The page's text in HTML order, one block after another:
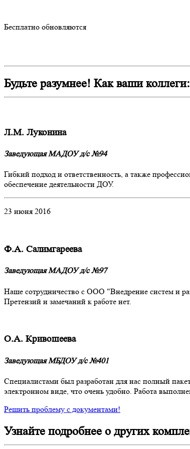
Бесплатно обновляются
Будьте разумнее! Как ваши коллеги:
Л.М. Луконина
Заведующая МАДОУ д/с №94
Гибкий подход и ответственность, а также
обеспечение деятельности ДОУ.
23 июня 2016
Ф.А. Салимгареева
Заведующая МАДОУ д/с №97
Наше сотрудничество с ООО "Внедрение систем и
Претензий и замечаний к работе нет.
О.А. Кривошеева
Заведующая МБДОУ д/с №401
Специалистами был разработан для нас полный
электронном виде, что очень удобно. Работа
Решить проблему с документами!
Узнайте подробнее о других